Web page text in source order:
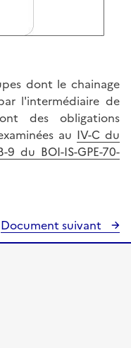
dont le chainage
l'intermédiaire de
des obligations
au IV-C du
9 du BOI-IS-GPE-70-
Document suivant